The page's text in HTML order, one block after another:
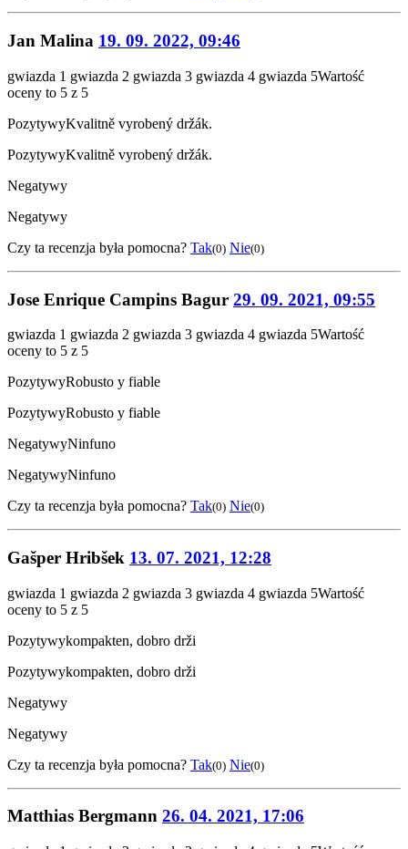
Jan Malina 19. 09. 2022, 09:46
gwiazda 1 gwiazda 2 gwiazda 3 gwiazda 4 gwiazda 5Wartość
oceny to 5 z 5
PozytywyKvalitně vyrobený držák.
PozytywyKvalitně vyrobený držák.
Negatywy
Negatywy
Czy ta recenzja była pomocna? Tak(0) Nie(0)
Jose Enrique Campins Bagur 29. 09. 2021, 09:55
gwiazda 1 gwiazda 2 gwiazda 3 gwiazda 4 gwiazda 5Wartość
oceny to 5 z 5
PozytywyRobusto y fiable
PozytywyRobusto y fiable
NegatywyNinfuno
NegatywyNinfuno
Czy ta recenzja była pomocna? Tak(0) Nie(0)
Gašper Hribšek 13. 07. 2021, 12:28
gwiazda 1 gwiazda 2 gwiazda 3 gwiazda 4 gwiazda 5Wartość
oceny to 5 z 5
Pozytywykompakten, dobro drži
Pozytywykompakten, dobro drži
Negatywy
Negatywy
Czy ta recenzja była pomocna? Tak(0) Nie(0)
Matthias Bergmann 26. 04. 2021, 17:06